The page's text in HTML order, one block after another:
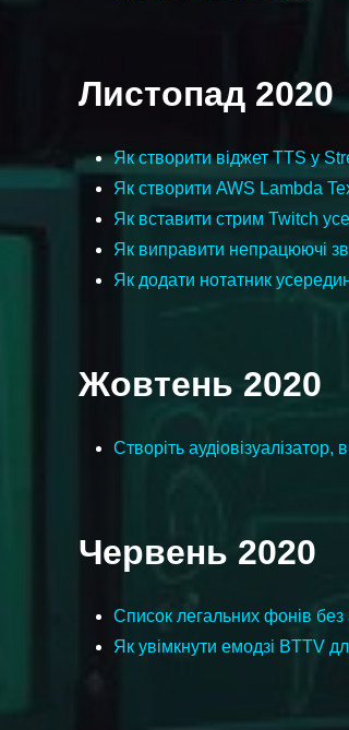
Листопад 2020
Як створити віджет TTS у
Як створити AWS Lambda
Як вставити стрим Twitch
Як виправити непрацюючі
Як додати нотатник
Жовтень 2020
Створіть
Червень 2020
Список легальних фонів
Як увімкнути емодзі BTTV